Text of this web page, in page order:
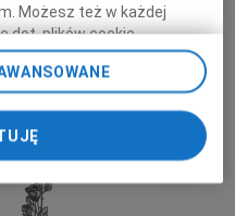
koledzy i współpracownicy
Sądowej dla Nieletnich
Możesz też w każdej
dot. plików cookie,
zarządzania Twoimi
danych poprzez
w stopce serwisu i
zaawansowane”.
jest także za
S.A. możemy